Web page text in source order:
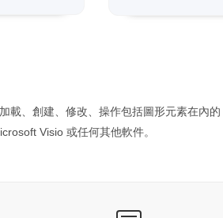
、創建、修改、操作包括圖形元素在內
Visio 或任何其他軟件。